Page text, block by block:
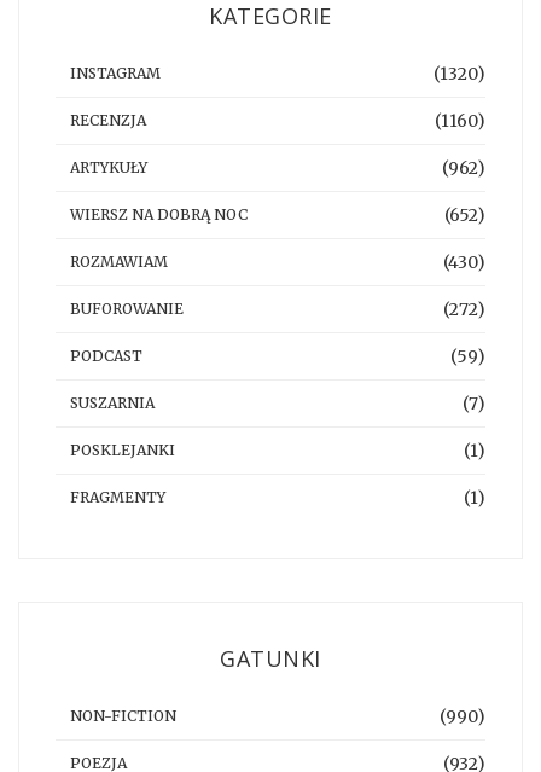
KATEGORIE
INSTAGRAM (1320)
RECENZJA (1160)
ARTYKUŁY (962)
WIERSZ NA DOBRĄ NOC (652)
ROZMAWIAM (430)
BUFOROWANIE (272)
PODCAST (59)
SUSZARNIA (7)
POSKLEJANKI (1)
FRAGMENTY (1)
GATUNKI
NON-FICTION (990)
POEZJA (932)